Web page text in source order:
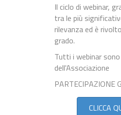
Il ciclo di webinar,
tra le più
rilevanza ed è
grado.
Tutti i webinar
dell'Associazione
PARTECIPAZIONE
CLICCA